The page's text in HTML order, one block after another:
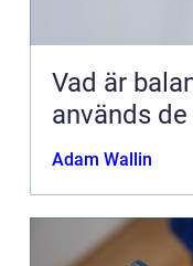
Vad är
används
Adam Wallin